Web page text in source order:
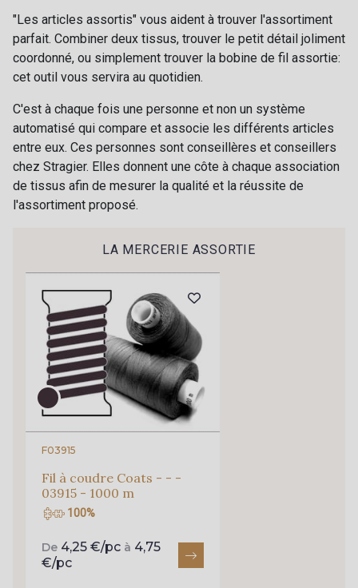
543 - Ciel 509 - Marine
364 - Rose Zéphyr 634 - Rouge Peony
"Les articles assortis" vous aident à trouver l'assortiment
parfait. Combiner deux tissus, trouver le petit détail joliment
coordonné, ou simplement trouver la bobine de fil assortie:
cet outil vous servira au quotidien.
C'est à chaque fois une personne et non un système
automatisé qui compare et associe les différents articles
entre eux. Ces personnes sont conseillères et conseillers
chez Stragier. Elles donnent une côte à chaque association
de tissus afin de mesurer la qualité et la réussite de
l'assortiment proposé.
LA MERCERIE ASSORTIE
F03915
Fil à coudre Coats - - -
03915 - 1000 m
100%
De 4,25 €/pc à 4,75
€/pc
Cadeau : 10% offerts sur votre
commande !
Recevez chaque semaine un clin d’œil rempli de
nouveautés, d’inspirations et de promotions.
Je m'abonne à la newsletter